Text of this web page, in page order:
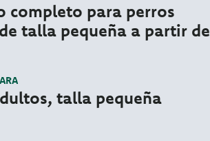
completo para perros
talla pequeña a partir de
talla pequeña